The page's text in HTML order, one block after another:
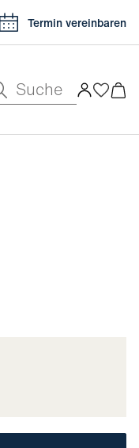
Termin vereinbaren
Suche